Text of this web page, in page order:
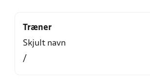
Træner
Skjult navn
/